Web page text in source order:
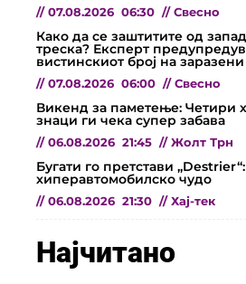
// 07.08.2026 06:30 // Свесно
Како да се заштитите од
треска? Експерт
вистинскиот број на
// 07.08.2026 06:00 // Свесно
Викенд за паметење: Четири
знаци ги чека супер забава
// 06.08.2026 21:45 // Жолт Трн
Бугати го претстави
хиперавтомобилско чудо
// 06.08.2026 21:30 // Хај-тек
Најчитано